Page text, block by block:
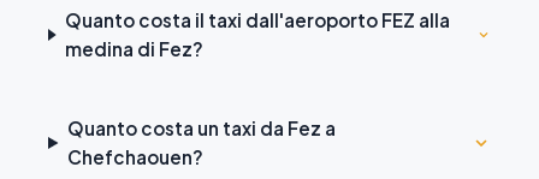
Quanto costa il taxi dall'aeroporto FEZ alla
medina di Fez?
Quanto costa un taxi da Fez a
Chefchaouen?